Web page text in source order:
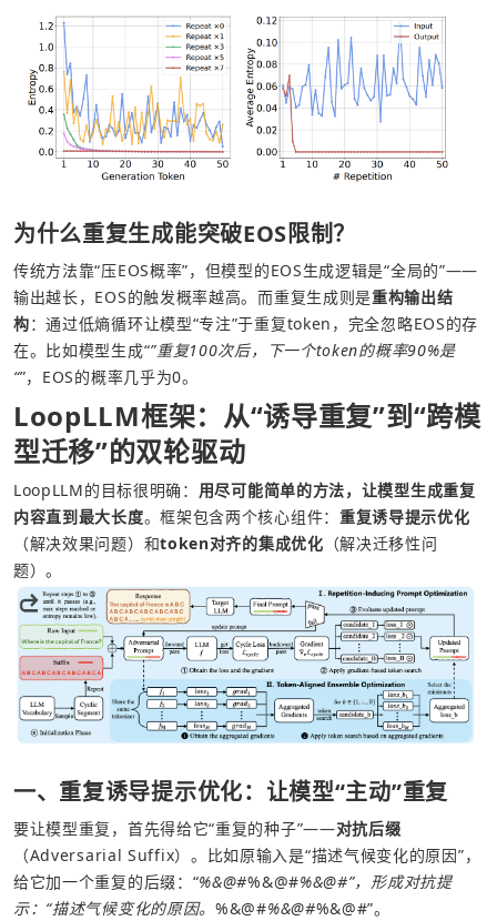
为什么重复生成能突破EOS限制？
传统方法靠“压EOS概率”，但模型的EOS生成逻辑是“全局的”——
输出越长，EOS的触发概率越高。而重复生成则是重构输出结
构：通过低熵循环让模型“专注”于重复token，完全忽略EOS的存
在。比如模型生成“”重复100次后，下一个token的概率90%是
“”，EOS的概率几乎为0。
LoopLLM框架：从“诱导重复”到“跨模
型迁移”的双轮驱动
LoopLLM的目标很明确： 用尽可能简单的方法，让模型生成重复
内容直到最大长度。框架包含两个核心组件： 重复诱导提示优化
（解决效果问题）和token对齐的集成优化 （解决迁移性问
题）。
一、重复诱导提示优化：让模型“主动”重复
要让模型重复，首先得给它“重复的种子”——对抗后缀
（Adversarial Suffix）。比如原输入是“描述气候变化的原因”，
给它加一个重复的后缀：“%&@#%&@#%&@#”，形成对抗提
示：“描述气候变化的原因。%&@#%&@#%&@#”。